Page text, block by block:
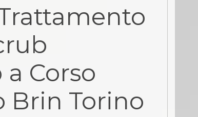
Corso
Brin Torino